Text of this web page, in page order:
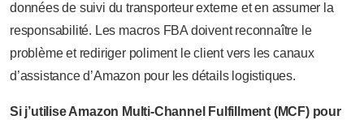
données de suivi du transporteur externe et en assumer la
responsabilité. Les macros FBA doivent reconnaître le
problème et rediriger poliment le client vers les canaux
d’assistance d’Amazon pour les détails logistiques.
Si j’utilise Amazon Multi-Channel Fulfillment (MCF) pour